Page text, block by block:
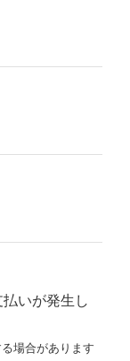
いが発生し
場合があります